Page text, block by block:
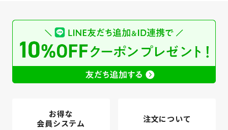
お得な
会員システム
注文について